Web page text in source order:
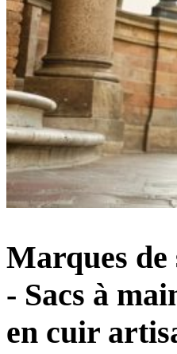
Marques de
- Sacs à
en cuir